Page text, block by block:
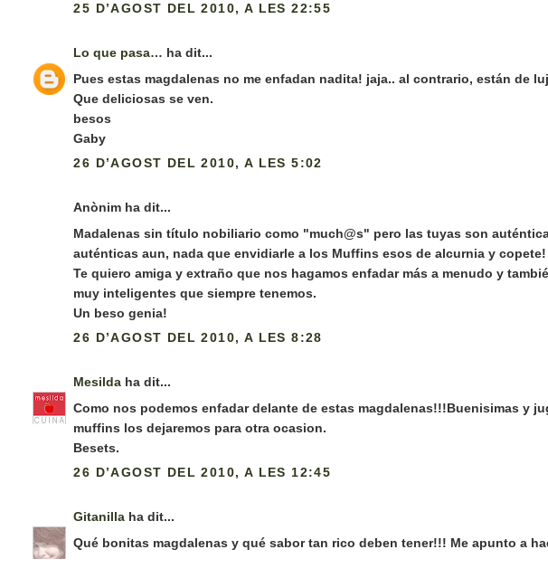
25 D’AGOST DEL 2010, A LES 22:55
Lo que pasa… ha dit...
Pues estas magdalenas no me enfadan nadita! jaja.. al contrario, están de
Que deliciosas se ven.
besos
Gaby
26 D’AGOST DEL 2010, A LES 5:02
Anònim ha dit...
Madalenas sin título nobiliario como "much@s" pero las tuyas son
auténticas aun, nada que envidiarle a los Muffins esos de alcurnia y copete!
Te quiero amiga y extraño que nos hagamos enfadar más a menudo y
muy inteligentes que siempre tenemos.
Un beso genia!
26 D’AGOST DEL 2010, A LES 8:28
Mesilda ha dit...
Como nos podemos enfadar delante de estas magdalenas!!!Buenisimas y
muffins los dejaremos para otra ocasion.
Besets.
26 D’AGOST DEL 2010, A LES 12:45
Gitanilla ha dit...
Qué bonitas magdalenas y qué sabor tan rico deben tener!!! Me apunto a